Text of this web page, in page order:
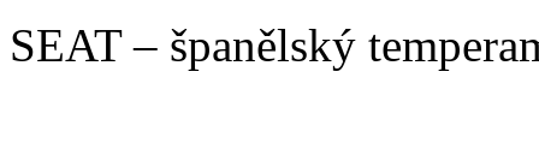
SEAT – španělský